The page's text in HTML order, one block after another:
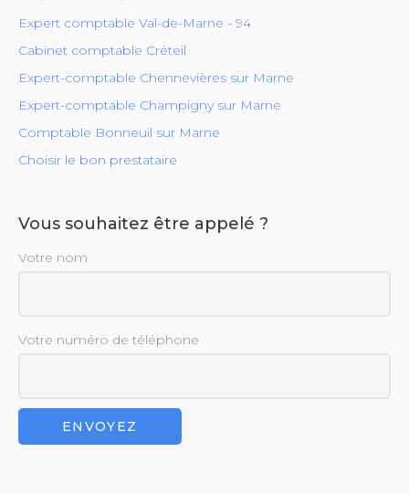
Expert comptable Val-de-Marne - 94
Cabinet comptable Créteil
Expert-comptable Chennevières sur Marne
Expert-comptable Champigny sur Marne
Comptable Bonneuil sur Marne
Choisir le bon prestataire
Vous souhaitez être appelé ?
Votre nom
Votre numéro de téléphone